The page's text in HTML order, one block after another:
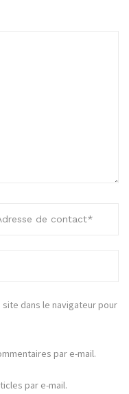
dans le navigateur pour
par e-mail.
par e-mail.